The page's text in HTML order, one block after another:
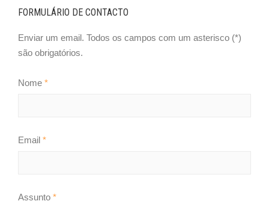
FORMULÁRIO DE CONTACTO
Enviar um email. Todos os campos com um asterisco (*)
são obrigatórios.
Nome *
Email *
Assunto *